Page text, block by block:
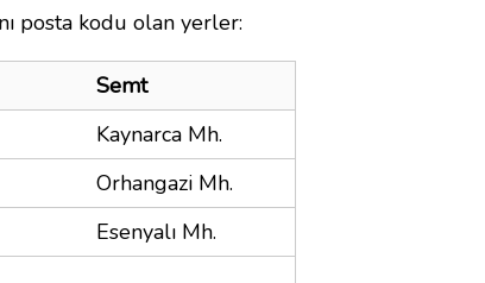
posta kodu olan yerler:
Semt
Kaynarca Mh.
Orhangazi Mh.
Esenyalı Mh.